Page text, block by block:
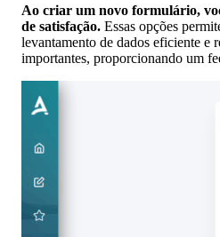
Ao criar um novo formulário,
de satisfação. Essas opções
levantamento de dados eficiente e
importantes, proporcionando um